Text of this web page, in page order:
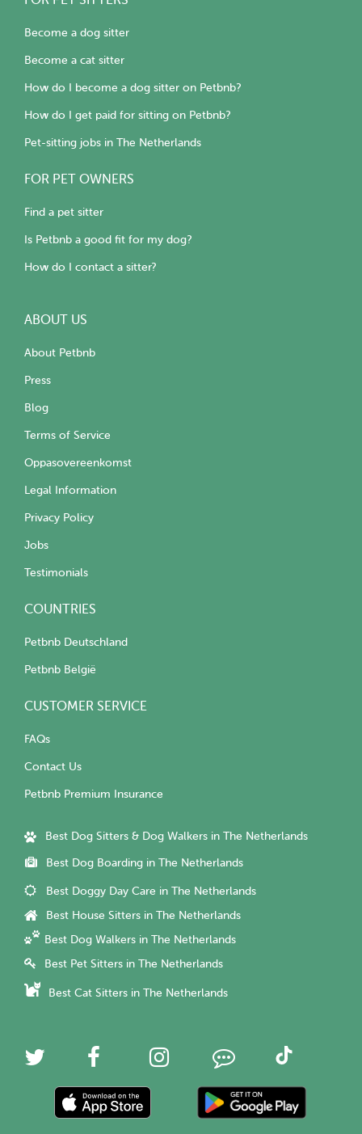
Become a dog sitter
Become a cat sitter
How do I become a dog sitter on Petbnb?
How do I get paid for sitting on Petbnb?
Pet-sitting jobs in The Netherlands
FOR PET OWNERS
Find a pet sitter
Is Petbnb a good fit for my dog?
How do I contact a sitter?
ABOUT US
About Petbnb
Press
Blog
Terms of Service
Oppasovereenkomst
Legal Information
Privacy Policy
Jobs
Testimonials
COUNTRIES
Petbnb Deutschland
Petbnb België
CUSTOMER SERVICE
FAQs
Contact Us
Petbnb Premium Insurance
Best Dog Sitters & Dog Walkers in The Netherlands
Best Dog Boarding in The Netherlands
Best Doggy Day Care in The Netherlands
Best House Sitters in The Netherlands
Best Dog Walkers in The Netherlands
Best Pet Sitters in The Netherlands
Best Cat Sitters in The Netherlands